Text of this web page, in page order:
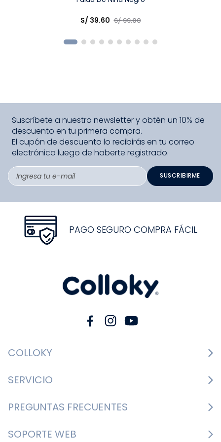
S/ 39.60 S/99.00
Suscríbete a nuestro newsletter y obtén un 10% de
descuento en tu primera compra.
El cupón de descuento lo recibirás en tu correo
electrónico luego de haberte registrado.
SUSCRIBIRME
PAGO SEGURO COMPRA FÁCIL
COLLOKY
Guía de tallas Accesorios
SERVICIO
Formulario de contacto
PREGUNTAS FRECUENTES
SOPORTE WEB